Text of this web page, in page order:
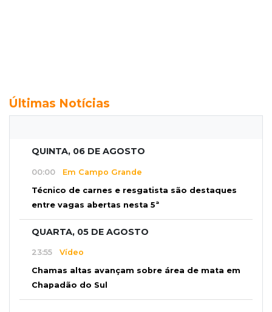
Últimas Notícias
QUINTA, 06 DE AGOSTO
00:00 Em Campo Grande
Técnico de carnes e resgatista são destaques
entre vagas abertas nesta 5ª
QUARTA, 05 DE AGOSTO
23:55 Vídeo
Chamas altas avançam sobre área de mata em
Chapadão do Sul